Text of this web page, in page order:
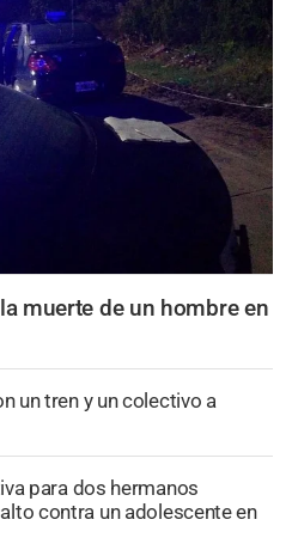
muerte de un hombre en
un tren y un colectivo a
para dos hermanos
contra un adolescente en